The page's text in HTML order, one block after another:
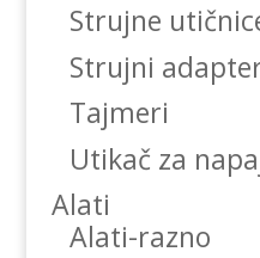
Strujne
Strujni
Tajmeri
Utikač za
Alati
Alati-razno